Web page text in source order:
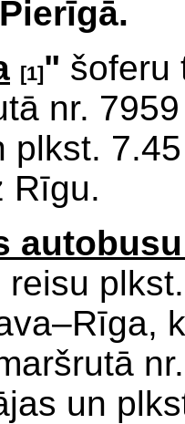
[1]" šoferu
nr.
plkst.
Rīgu.
un